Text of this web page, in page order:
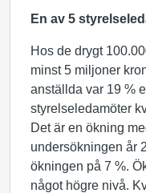
En av 5
Hos de drygt
minst 5 miljoner
anställda var 19 %
styrelseledamöter
Det är en ökning
undersökningen år
ökningen på 7 %.
något högre nivå.